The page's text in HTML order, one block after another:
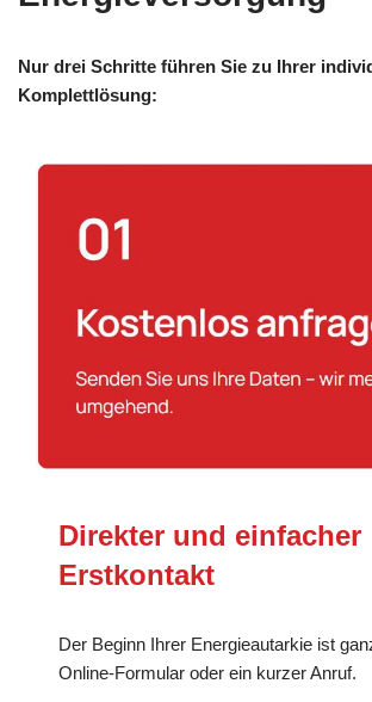
Nur drei Schritte führen Sie zu Ihrer
Komplettlösung:
Direkter und einfacher
Erstkontakt
Der Beginn Ihrer Energieautarkie ist
Online-Formular oder ein kurzer Anruf.